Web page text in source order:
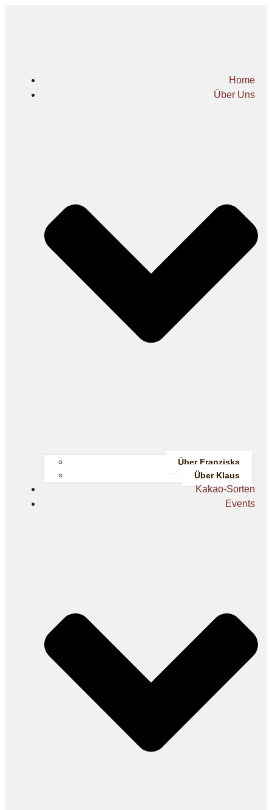
Home
Über Uns
Über Franziska
Über Klaus
Kakao-Sorten
Events